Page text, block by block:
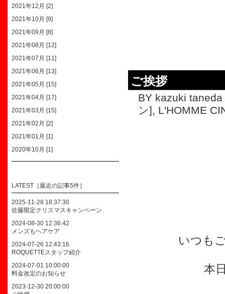
ご挨拶
BY kazuki
ン], L'HOMME
いつも
本
2021年12月 [2]
2021年10月 [9]
2021年09月 [8]
2021年08月 [12]
2021年07月 [11]
2021年06月 [13]
2021年05月 [15]
2021年04月 [17]
2021年03月 [15]
2021年02月 [2]
2021年01月 [1]
2020年10月 [1]
LATEST［最近の記事5件］
2025-11-28 18:37:30
佐藤限定クリスマスキャンペーン
2024-08-30 12:36:42
メンズもヘアケア
2024-07-26 12:43:16
ROQUETTEスタッフ紹介
2024-07-01 10:00:00
料金改定のお知らせ
2023-12-30 20:00:00